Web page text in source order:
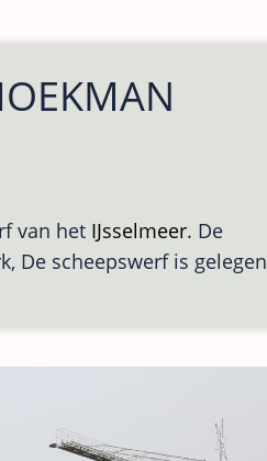
van het IJsselmeer. De
De scheepswerf is gelegen